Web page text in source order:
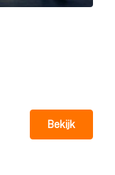
Bekijk